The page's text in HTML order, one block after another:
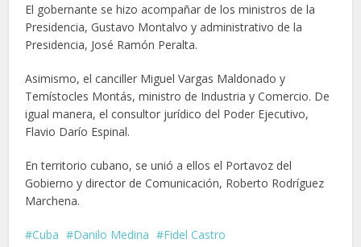
El gobernante se hizo acompañar de los ministros de la
Presidencia, Gustavo Montalvo y administrativo de la
Presidencia, José Ramón Peralta.
Asimismo, el canciller Miguel Vargas Maldonado y
Temístocles Montás, ministro de Industria y Comercio. De
igual manera, el consultor jurídico del Poder Ejecutivo,
Flavio Darío Espinal.
En territorio cubano, se unió a ellos el Portavoz del
Gobierno y director de Comunicación, Roberto Rodríguez
Marchena.
Cuba Danilo Medina Fidel Castro